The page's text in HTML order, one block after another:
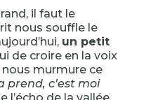
il faut le
nous souffle le
un petit
de croire en la voix
murmure ce
prend, c’est moi